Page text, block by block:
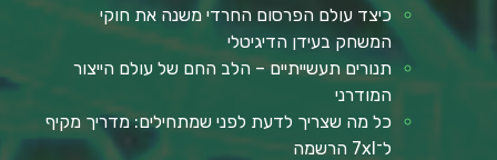
כיצד עולם הפרסום החרדי משנה את חוקי
המשחק בעידן הדיגיטלי
תנורים תעשייתיים – הלב החם של עולם הייצור
המודרני
כל מה שצריך לדעת לפני שמתחילים: מדריך מקיף
ל־7xl הרשמה